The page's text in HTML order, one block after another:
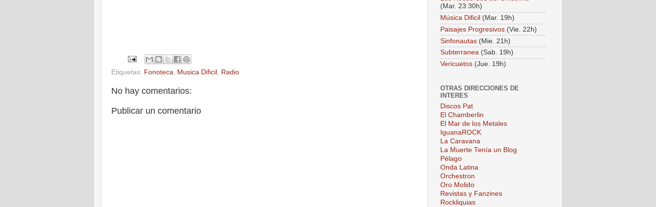
Etiquetas: Fonoteca Musica Dificil Radio
No hay comentarios:
Publicar un comentario
(Mar. 23:30h)
Música Dificil (Mar. 19h)
Paisajes Progresivos (Vie. 22h)
Sinfonautas (Mie. 21h)
Subterranea (Sab. 19h)
Vericuetos (Jue. 19h)
OTRAS DIRECCIONES DE
INTERES
Discos Pat
El Chamberlin
El Mar de los Metales
IguanaROCK
La Caravana
La Muerte Tenía un Blog
Pélago
Onda Latina
Orchestron
Oro Molido
Revistas y Fanzines
Rockliquias